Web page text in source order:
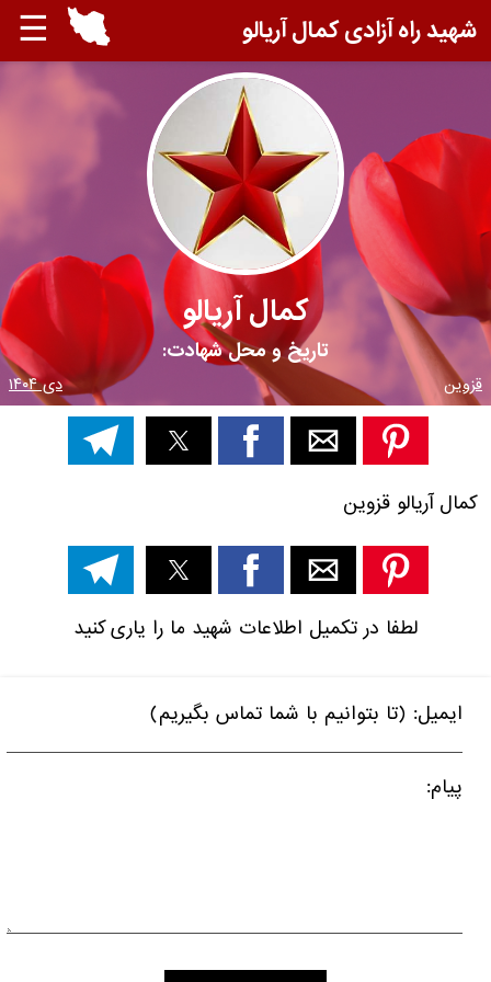
☰ شهید راه آزادی کمال آریالو
کمال آریالو
تاریخ و محل شهادت:
قزوین دی ۱۴۰۴
کمالآریالو قزوین
لطفا در تکمیل اطلاعات شهید ما را یاری کنید
ایمیل: (تا بتوانیم با شما تماس بگیریم)
پیام: